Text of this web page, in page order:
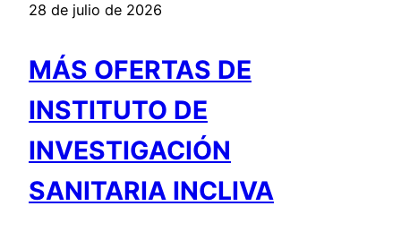
28 de julio de 2026
MÁS OFERTAS DE
INSTITUTO DE
INVESTIGACIÓN
SANITARIA INCLIVA